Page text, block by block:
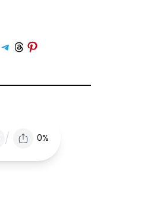
Share on Telegram
Share on Threads
Share on Pinterest
/ 0%